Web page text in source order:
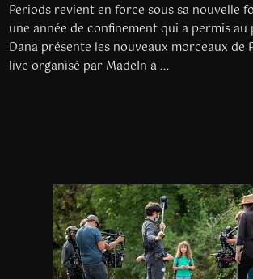
Periods revient en force sous sa nouvelle
une année de confinement qui a permis
Dana présente les nouveaux morceaux de
live organisé par MadeIn à ...